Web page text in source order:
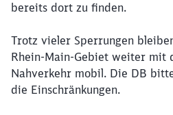
bereits dort zu finden.
Trotz vieler Sperrungen
Rhein-Main-Gebiet weiter mit
Nahverkehr mobil. Die DB
die Einschränkungen.